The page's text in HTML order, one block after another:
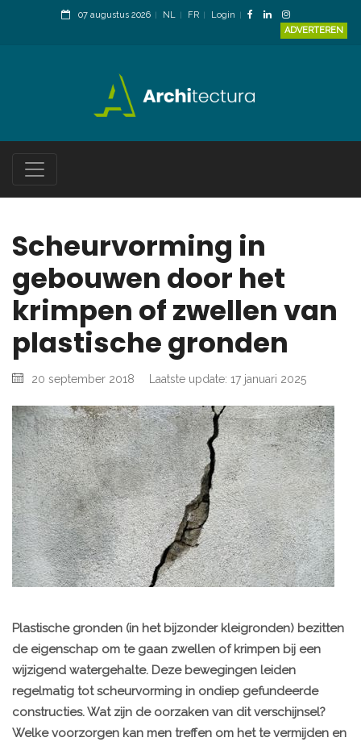
07 augustus 2026 NL FR
Login
ADVERTEREN
Scheurvorming in
gebouwen door het
krimpen of zwellen van
plastische gronden
20 september 2018 Laatste update: 17 januari 2025
Plastische gronden (in het bijzonder kleigronden) bezitten
de eigenschap om te gaan zwellen of krimpen bij een
wijzigend watergehalte. Deze bewegingen leiden
regelmatig tot scheurvorming in ondiep gefundeerde
constructies. Wat zijn de oorzaken van dit verschijnsel?
Welke voorzorgen kan men treffen om het te vermijden en